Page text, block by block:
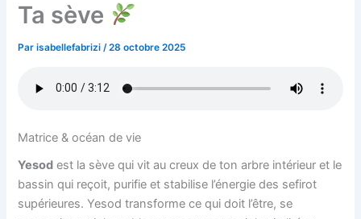
Ta sève
Parisabellefabrizi/28 octobre 2025
Matrice & océan de vie
Yesod est la sève qui vit au creux de ton arbre intérieur et le
bassin qui reçoit, purifie et stabilise l’énergie des sefirot
supérieures. Yesod transforme ce qui doit l’être, se